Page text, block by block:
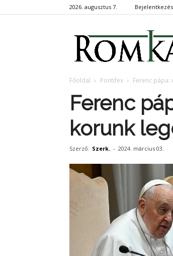
2026. augusztus 7. Bejelentkezés
Főoldal Pontifex Ferenc pápa:
Ferenc
korunk
Szerző: Szerk. - 2024. március 03.